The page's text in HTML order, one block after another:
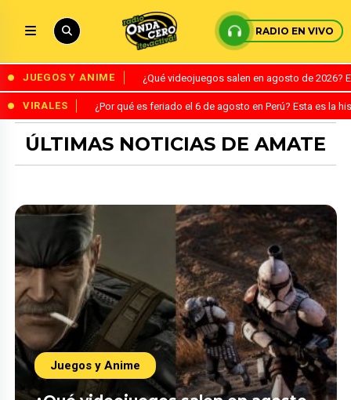
RADIO EN VIVO
JUEGOS Y ANIME ¿Qué videojuegos salen en agosto de
VIRALES ¿Por qué es feriado el 6 de agosto en Perú? Esta es la
ÚLTIMAS NOTICIAS DE AMATE
Juegos y Anime